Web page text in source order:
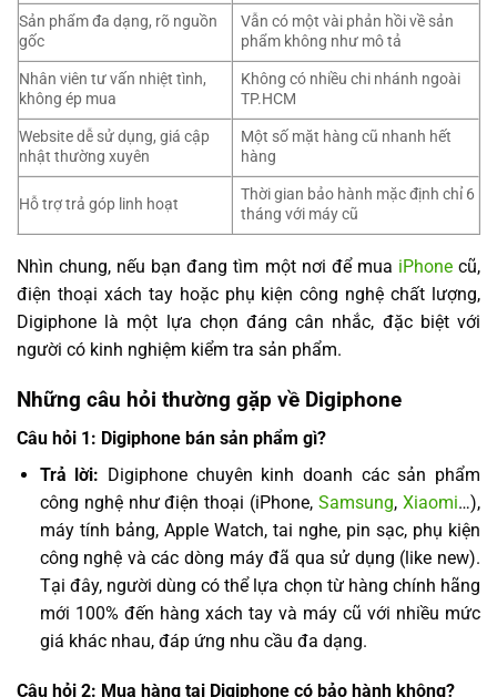
Sản phẩm đa dạng, rõ nguồn
gốc
Vẫn có một vài phản hồi về sản
phẩm không như mô tả
Nhân viên tư vấn nhiệt tình,
không ép mua
Không có nhiều chi nhánh ngoài
TP.HCM
Website dễ sử dụng, giá cập
nhật thường xuyên
Một số mặt hàng cũ nhanh hết
hàng
Hỗ trợ trả góp linh hoạt
Thời gian bảo hành mặc định chỉ 6
tháng với máy cũ
Nhìn chung, nếu bạn đang tìm một nơi để mua iPhonecũ,
điện thoại xách tay hoặc phụ kiện công nghệ chất lượng,
Digiphone là một lựa chọn đáng cân nhắc, đặc biệt với
người có kinh nghiệm kiểm tra sản phẩm.
Những câu hỏi thường gặp về Digiphone
Câu hỏi 1: Digiphone bán sản phẩm gì?
Trả lời: Digiphone chuyên kinh doanh các sản phẩm
công nghệ như điện thoại (iPhone,Samsung,Xiaomi…),
máy tính bảng, Apple Watch, tai nghe, pin sạc, phụ kiện
công nghệ và các dòng máy đã qua sử dụng (like new).
Tại đây, người dùng có thể lựa chọn từ hàng chính hãng
mới 100% đến hàng xách tay và máy cũ với nhiều mức
giá khác nhau, đáp ứng nhu cầu đa dạng.
Câu hỏi 2: Mua hàng tại Digiphone có bảo hành không?